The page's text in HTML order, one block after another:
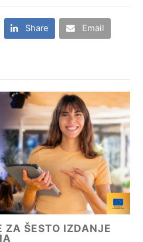
Share Email
ZA ŠESTO IZDANJE